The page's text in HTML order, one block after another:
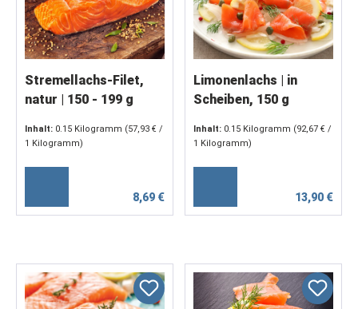
Stremellachs-Filet,
natur | 150 - 199 g
Inhalt: 0.15 Kilogramm (57,93 € /
1 Kilogramm)
8,69 €
Limonenlachs | in
Scheiben, 150 g
Inhalt: 0.15 Kilogramm (92,67 € /
1 Kilogramm)
13,90 €